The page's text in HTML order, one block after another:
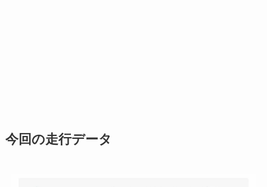
今回の走行データ